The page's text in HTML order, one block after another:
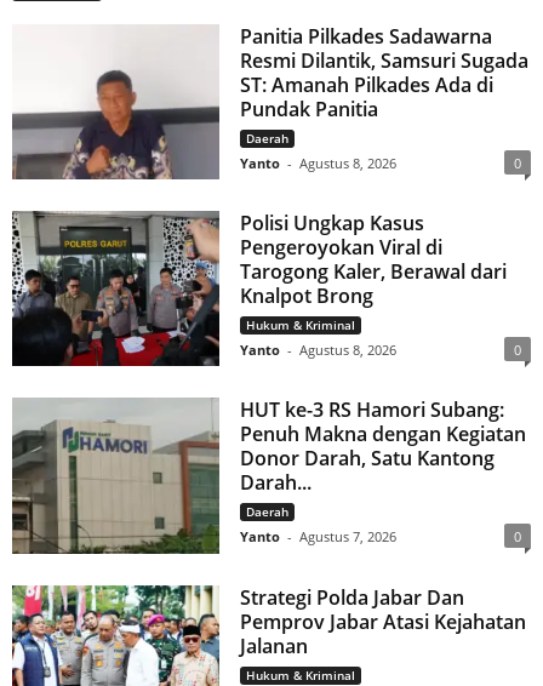
Panitia Pilkades Sadawarna
Resmi Dilantik, Samsuri Sugada
ST: Amanah Pilkades Ada di
Pundak Panitia
Daerah
Yanto - Agustus 8, 2026 0
Polisi Ungkap Kasus
Pengeroyokan Viral di
Tarogong Kaler, Berawal dari
Knalpot Brong
Hukum & Kriminal
Yanto - Agustus 8, 2026 0
HUT ke-3 RS Hamori Subang:
Penuh Makna dengan Kegiatan
Donor Darah, Satu Kantong
Darah...
Daerah
Yanto - Agustus 7, 2026 0
Strategi Polda Jabar Dan
Pemprov Jabar Atasi Kejahatan
Jalanan
Hukum & Kriminal